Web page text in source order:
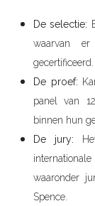
De selectie:
waarvan
gecertificeerd.
De proef:
panel van
binnen hun
De jury:
waaronder
Spence.